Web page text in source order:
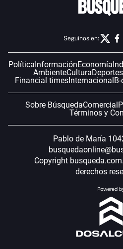
Seguinos en:
Política InformaciónEconomía
AmbienteCulturaDeportes
Financial timesInternacional
Sobre BúsquedaComercial
Términos y
Pablo de María
Copyright
derechos